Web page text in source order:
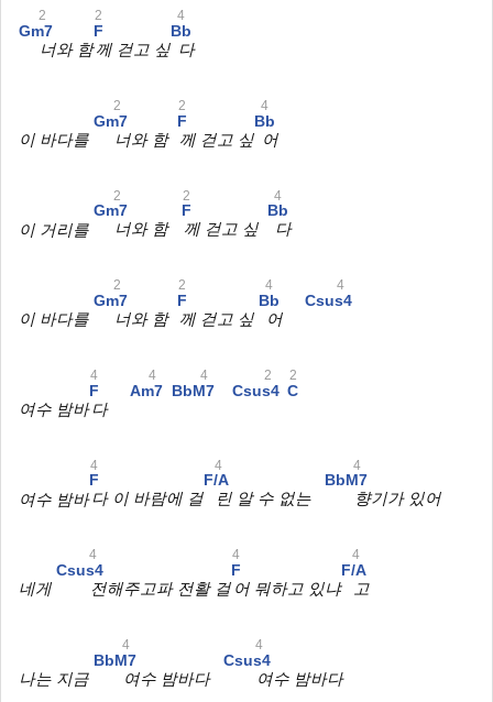
Gm7
2
너와 함
F
2
께 걷고 싶
Bb
4
다
이 바다를
Gm7
2
너와 함
F
2
께 걷고 싶
Bb
4
어
이 거리를
Gm7
2
너와 함
F
2
께 걷고 싶
Bb
4
다
이 바다를
Gm7
2
너와 함
F
2
께 걷고 싶
Bb
4
어
Csus4
4
여수 밤바
F
4
다
Am7
4
BbM7
4
Csus4
2
C
2
여수 밤바
F
4
다 이 바람에 걸
F/A
4
린 알 수 없는
BbM7
4
향기가 있어
네게
Csus4
4
전해주고파 전활 걸
F
4
어 뭐하고 있냐
F/A
4
고
나는 지금
BbM7
4
여수 밤바다
Csus4
4
여수 밤바다